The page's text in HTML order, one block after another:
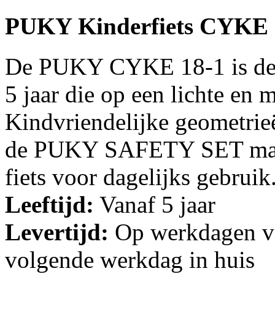
PUKY Kinderfiets CYKE
De PUKY CYKE 18-1 is
5 jaar die op een lichte en
Kindvriendelijke
de PUKY SAFETY SET
fiets voor dagelijks
Leeftijd: Vanaf 5 jaar
Levertijd: Op werkdagen
volgende werkdag in huis